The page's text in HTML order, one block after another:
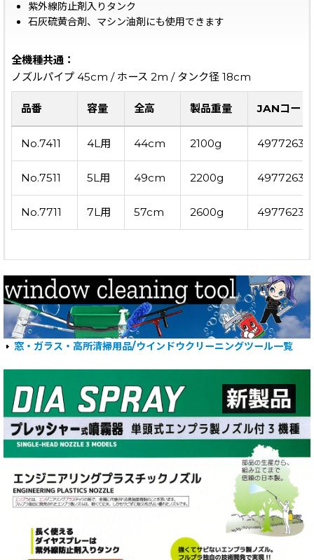
紫外線防止剤入りタンク
石灰硫黄合剤、マシン油剤にも使用できます
全機種共通：
ノズルパイプ 45cm / ホース 2m / タンク径 18cm
品番 容量 全高 製品重量 JANコード
No.7411 4L用 44cm 2100g
No.7511 5L用 49cm 2200g
No.7711 7L用 57cm 2600g
窓・ガラス・高所清掃用品/ウインドウクリーニングツール一覧